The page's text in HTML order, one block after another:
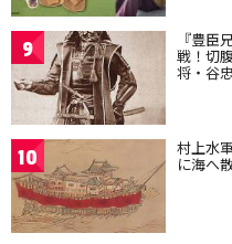
9 『豊臣
戦！切
将・谷
10 村上水
に海へ